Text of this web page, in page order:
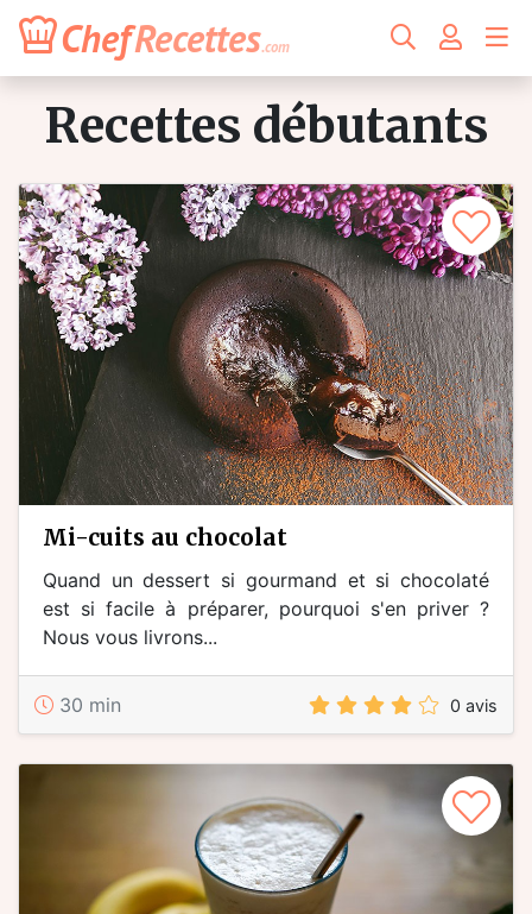
ChefRecettes.com
recettes débutants
mi-cuits au chocolat
Quand un dessert si gourmand et si chocolaté
est si facile à préparer, pourquoi s'en priver ?
Nous vous livrons...
30 min 0 avis